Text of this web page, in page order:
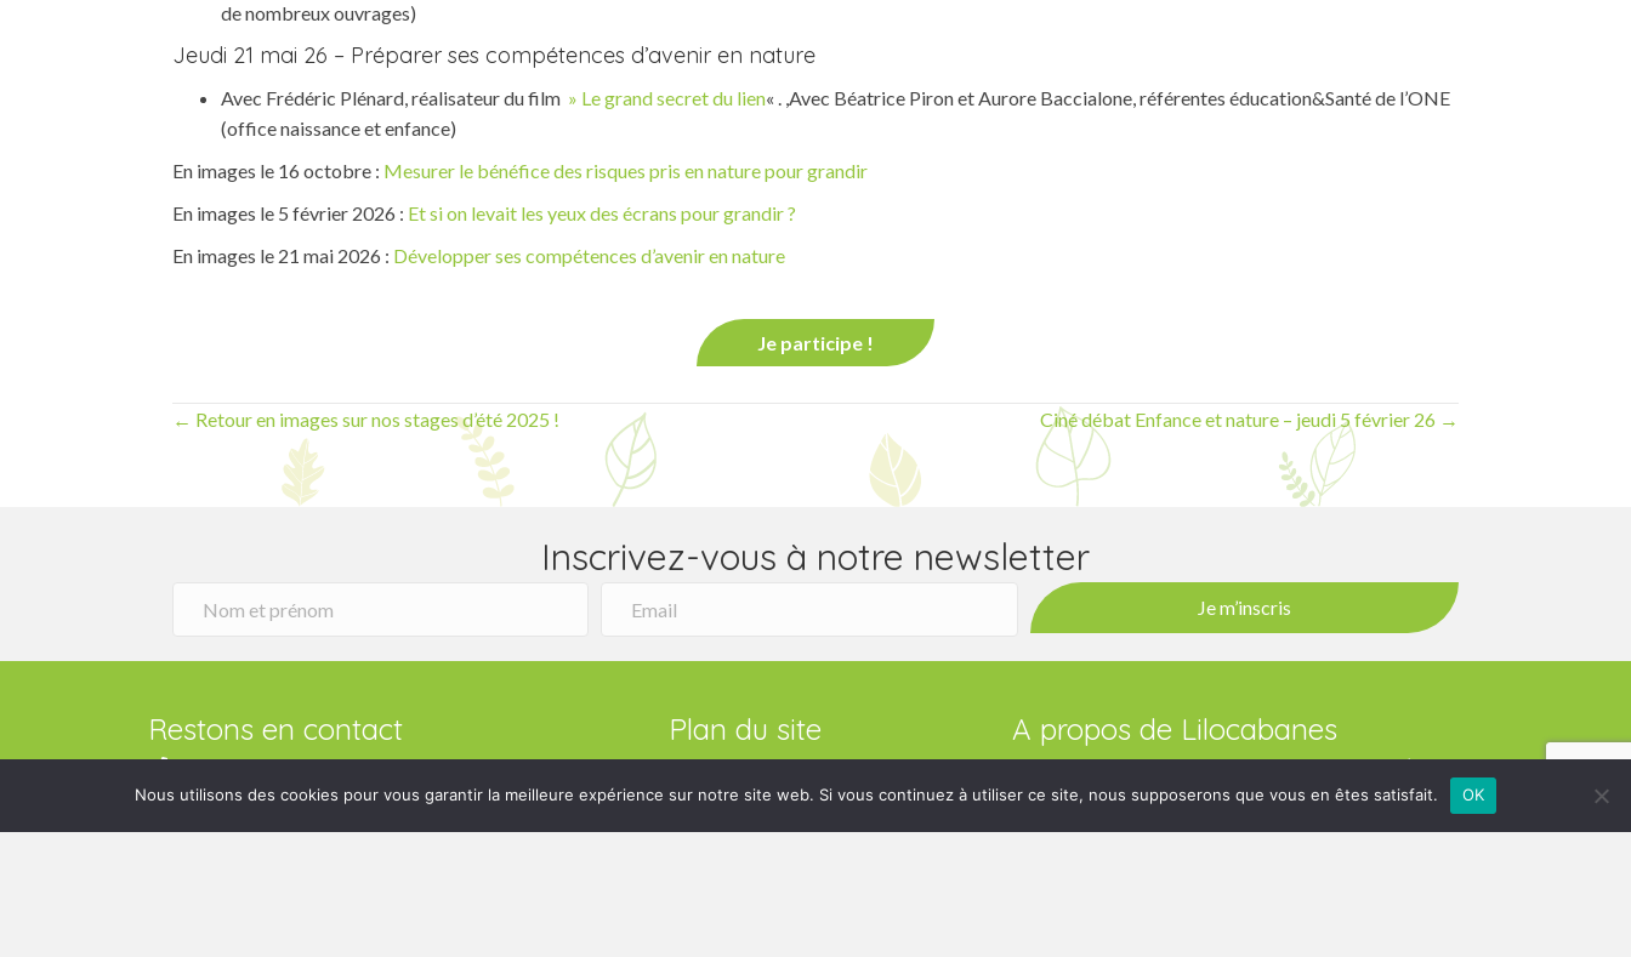
de nombreux ouvrages)
Jeudi 21 mai 26 – Préparer ses compétences d’avenir en nature
Avec Frédéric Plénard, réalisateur du film » Le grand secret du lien« . ,Avec Béatrice Piron et Aurore Baccialone, référentes éducation&Santé de l’ONE
(office naissance et enfance)
En images le 16 octobre : Mesurer le bénéfice des risques pris en nature pour grandir
En images le 5 février 2026 : Et si on levait les yeux des écrans pour grandir ?
En images le 21 mai 2026 : Développer ses compétences d’avenir en nature
Je participe !
Posts
navigation
← Retour en images sur nos stages d’été 2025 ! Ciné débat Enfance et nature – jeudi 5 février 26 →
Inscrivez-vous à notre newsletter
Je m’inscris
Restons en contact
+32 475 37 99 57
Rue de l'Eglise 27 - 5537 Annevoie (Anhée)
Plan du site
Accueil
Nos activités
A propos de Lilocabanes
LILOCABANES propose des stages et ateliers d’éveil en
pleine nature pour les enfants dès 3 ans. Agréée par
Nous utilisons des cookies pour vous garantir la meilleure expérience sur notre site web. Si vous continuez à utiliser ce site, nous supposerons que vous en êtes satisfait. OK